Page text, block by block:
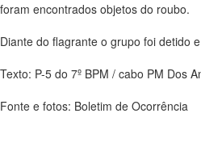
foram encontrados objetos do roubo.
Diante do flagrante o grupo foi detido
Texto: P-5 do 7º BPM / cabo PM Dos
Fonte e fotos: Boletim de Ocorrência